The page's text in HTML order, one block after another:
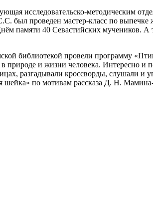
исследовательско-методическим
был проведен мастер-класс по выпечке
памяти 40 Севастийских мучеников. А
библиотекой провели программу
природе и жизни человека. Интересно и
разгадывали кроссворды, слушали и
шейка» по мотивам рассказа Д. Н.